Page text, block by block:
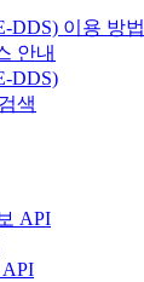
DDS) 이용 방법
안내
DDS)
색
API